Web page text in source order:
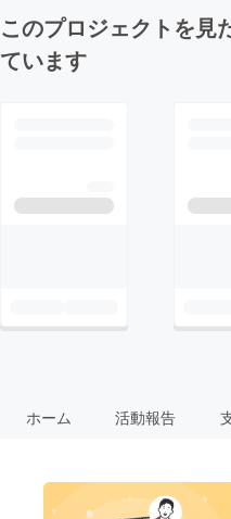
このプロジェクトを見
ています
ホーム 活動報告